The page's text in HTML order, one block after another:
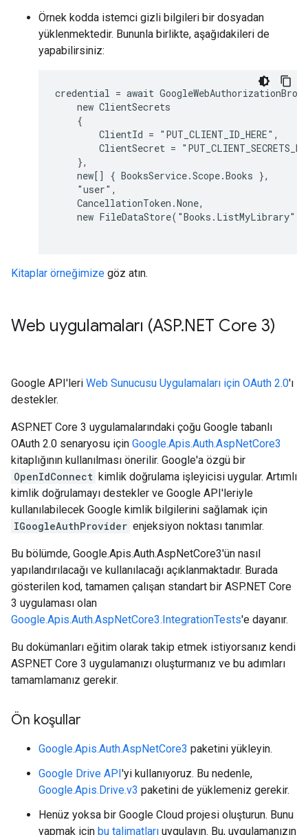
Örnek kodda istemci gizli bilgileri bir dosyadan
yüklenmektedir. Bununla birlikte, aşağıdakileri de
yapabilirsiniz:
credential = await
    new ClientSecrets
    {
        ClientId = "PUT_CLIENT_ID_HERE",
ClientSecret =
    },
    new[] { BooksService.Scope.Books },
    "user",
    CancellationToken.None,
new
Kitaplar örneğimize göz atın.
Web uygulamaları (ASP.NET Core 3)
Google API'leri Web Sunucusu Uygulamaları için OAuth 2.0'ı
destekler.
ASP.NET Core 3 uygulamalarındaki çoğu Google tabanlı
OAuth 2.0 senaryosu için Google.Apis.Auth.AspNetCore3
kitaplığının kullanılması önerilir. Google'a özgü bir
OpenIdConnect kimlik doğrulama işleyicisi uygular. Artımlı
kimlik doğrulamayı destekler ve Google API'leriyle
kullanılabilecek Google kimlik bilgilerini sağlamak için
IGoogleAuthProvider enjeksiyon noktası tanımlar.
Bu bölümde, Google.Apis.Auth.AspNetCore3'ün nasıl
yapılandırılacağı ve kullanılacağı açıklanmaktadır. Burada
gösterilen kod, tamamen çalışan standart bir ASP.NET Core
3 uygulaması olan
Google.Apis.Auth.AspNetCore3.IntegrationTests'e dayanır.
Bu dokümanları eğitim olarak takip etmek istiyorsanız kendi
ASP.NET Core 3 uygulamanızı oluşturmanız ve bu adımları
tamamlamanız gerekir.
Ön koşullar
Google.Apis.Auth.AspNetCore3 paketini yükleyin.
Google Drive API'yi kullanıyoruz. Bu nedenle,
Google.Apis.Drive.v3 paketini de yüklemeniz gerekir.
Henüz yoksa bir Google Cloud projesi oluşturun. Bunu
yapmak için bu talimatları uygulayın. Bu, uygulamanızın